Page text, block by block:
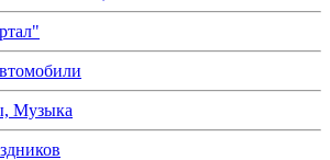
Музыка